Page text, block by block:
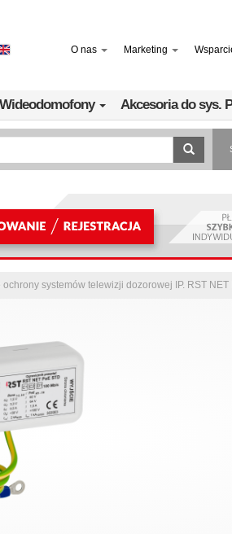
O nas Marketing
Wideodomofony Akcesoria do sys.
systemów telewizji dozorowej IP. RST NET